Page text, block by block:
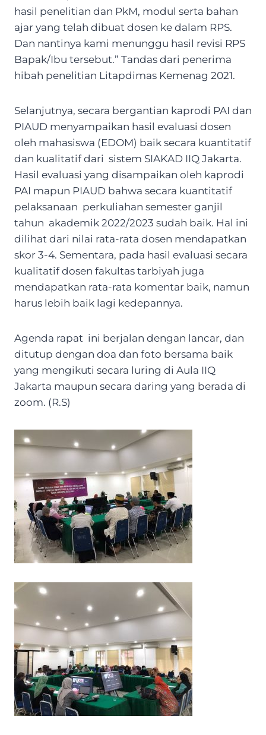
hasil penelitian dan PkM, modul serta bahan
ajar yang telah dibuat dosen ke dalam RPS.
Dan nantinya kami menunggu hasil revisi RPS
Bapak/Ibu tersebut.” Tandas dari penerima
hibah penelitian Litapdimas Kemenag 2021.
Selanjutnya, secara bergantian kaprodi PAI dan
PIAUD menyampaikan hasil evaluasi dosen
oleh mahasiswa (EDOM) baik secara kuantitatif
dan kualitatif dari sistem SIAKAD IIQ Jakarta.
Hasil evaluasi yang disampaikan oleh kaprodi
PAI mapun PIAUD bahwa secara kuantitatif
pelaksanaan perkuliahan semester ganjil
tahun akademik 2022/2023 sudah baik. Hal ini
dilihat dari nilai rata-rata dosen mendapatkan
skor 3-4. Sementara, pada hasil evaluasi secara
kualitatif dosen fakultas tarbiyah juga
mendapatkan rata-rata komentar baik, namun
harus lebih baik lagi kedepannya.
Agenda rapat ini berjalan dengan lancar, dan
ditutup dengan doa dan foto bersama baik
yang mengikuti secara luring di Aula IIQ
Jakarta maupun secara daring yang berada di
zoom. (R.S)